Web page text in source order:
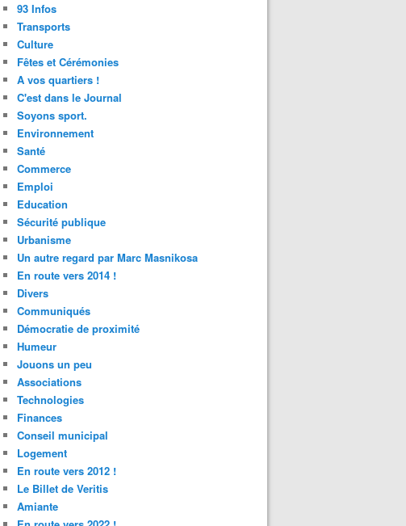
93 Infos
Transports
Culture
Fêtes et Cérémonies
A vos quartiers !
C'est dans le Journal
Soyons sport.
Environnement
Santé
Commerce
Emploi
Education
Sécurité publique
Urbanisme
Un autre regard par Marc Masnikosa
En route vers 2014 !
Divers
Communiqués
Démocratie de proximité
Humeur
Jouons un peu
Associations
Technologies
Finances
Conseil municipal
Logement
En route vers 2012 !
Le Billet de Veritis
Amiante